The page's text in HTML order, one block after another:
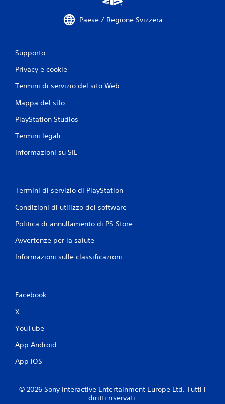
Paese / Regione Svizzera
Supporto
Privacy e cookie
Termini di servizio del sito Web
Mappa del sito
PlayStation Studios
Termini legali
Informazioni su SIE
Termini di servizio di PlayStation
Condizioni di utilizzo del software
Politica di annullamento di PS Store
Avvertenze per la salute
Informazioni sulle classificazioni
Facebook
X
YouTube
App Android
App iOS
© 2026 Sony Interactive Entertainment Europe Ltd. Tutti i
diritti riservati.